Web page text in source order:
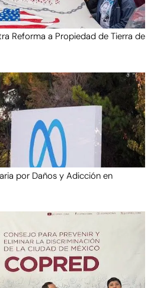
Reforma a Propiedad de Tierra de
por Daños y Adicción en